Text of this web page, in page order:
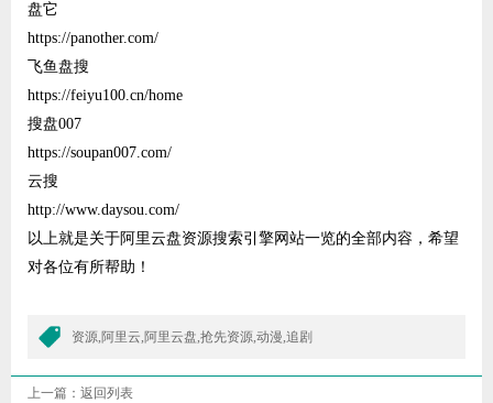
盘它
https://panother.com/
飞鱼盘搜
https://feiyu100.cn/home
搜盘007
https://soupan007.com/
云搜
http://www.daysou.com/
以上就是关于阿里云盘资源搜索引擎网站一览的全部内容，希望
对各位有所帮助！
资源,阿里云,阿里云盘,抢先资源,动漫,追剧
上一篇： 返回列表